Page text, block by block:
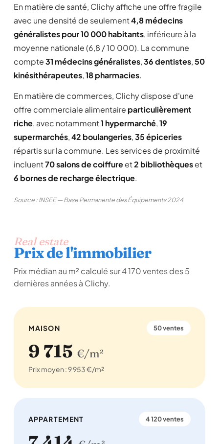
En matière de santé, Clichy affiche une offre fragile
avec une densité de seulement4,8 médecins
généralistes pour 10 000 habitants, inférieure à la
moyenne nationale (6,8 / 10 000). La commune
compte31 médecins généralistes,36 dentistes,50
kinésithérapeutes,18 pharmacies.
En matière de commerces, Clichy dispose d'une
offre commerciale alimentaire particulièrement
riche, avec notamment1 hypermarché,19
supermarchés,42 boulangeries,35 épiceries
répartis sur la commune. Les services de proximité
incluent70 salons de coiffureet2 bibliothèqueset
6 bornes de recharge électrique.
Source : INSEE — Base Permanente des Équipements 2024
Real estate
Prix de l'immobilier
Prix médian au m² calculé sur 4 170 ventes des 5
dernières années à Clichy.
MAISON 50 ventes
9 715 €/m²
Prix moyen : 9 953 €/m²
APPARTEMENT 4 120 ventes